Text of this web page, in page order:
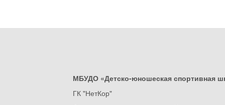
МБУДО «Детско-юношеская спортивная
ГК "НетКор"